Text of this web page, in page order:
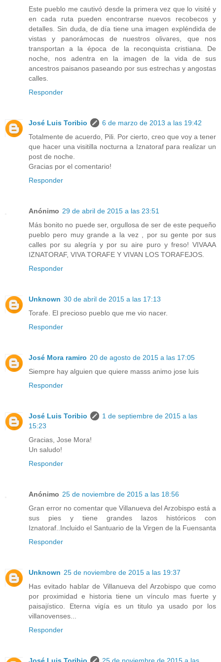
Este pueblo me cautivó desde la primera vez que lo visité y
en cada ruta pueden encontrarse nuevos recobecos y
detalles. Sin duda, de día tiene una imagen expléndida de
vistas y panorámocas de nuestros olivares, que nos
transportan a la época de la reconquista cristiana. De
noche, nos adentra en la imagen de la vida de sus
ancestros paisanos paseando por sus estrechas y angostas
calles.
Responder
José Luis Toribio
6 de marzo de 2013 a las 19:42
Totalmente de acuerdo, Pili. Por cierto, creo que voy a tener
que hacer una visitilla nocturna a Iznatoraf para realizar un
post de noche.
Gracias por el comentario!
Responder
Anónimo 29 de abril de 2015 a las 23:51
Más bonito no puede ser, orgullosa de ser de este pequeño
pueblo pero muy grande a la vez , por su gente por sus
calles por su alegría y por su aire puro y freso! VIVAAA
IZNATORAF, VIVA TORAFE Y VIVAN LOS TORAFEJOS.
Responder
Unknown 30 de abril de 2015 a las 17:13
Torafe. El precioso pueblo que me vio nacer.
Responder
José Mora ramiro 20 de agosto de 2015 a las 17:05
Siempre hay alguien que quiere masss animo jose luis
Responder
José Luis Toribio
1 de septiembre de 2015 a las
15:23
Gracias, Jose Mora!
Un saludo!
Responder
Anónimo 25 de noviembre de 2015 a las 18:56
Gran error no comentar que Villanueva del Arzobispo está a
sus pies y tiene grandes lazos históricos con
Iznatoraf..Incluido el Santuario de la Virgen de la Fuensanta
Responder
Unknown 25 de noviembre de 2015 a las 19:37
Has evitado hablar de Villanueva del Arzobispo que como
por proximidad e historia tiene un vínculo mas fuerte y
paisajístico. Eterna vigía es un titulo ya usado por los
villanovenses...
Responder